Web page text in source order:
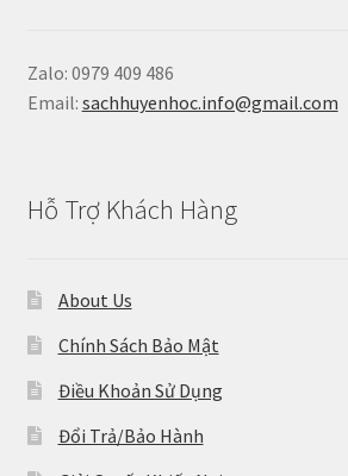
Zalo: 0979 409 486
Email: sachhuyenhoc.info@gmail.com
Hỗ Trợ Khách Hàng
About Us
Chính Sách Bảo Mật
Điều Khoản Sử Dụng
Đổi Trả/Bảo Hành